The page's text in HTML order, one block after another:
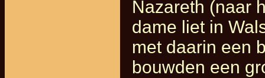
Nazareth (naar
dame liet in
met daarin een
bouwden een